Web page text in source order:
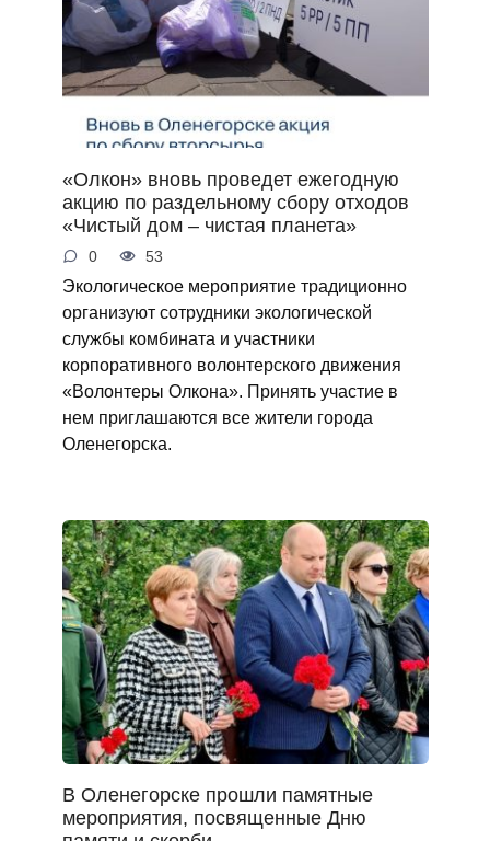
«Олкон» вновь проведет ежегодную
акцию по раздельному сбору отходов
«Чистый дом – чистая планета»
0 53
Экологическое мероприятие традиционно
организуют сотрудники экологической
службы комбината и участники
корпоративного волонтерского движения
«Волонтеры Олкона». Принять участие в
нем приглашаются все жители города
Оленегорска.
В Оленегорске прошли памятные
мероприятия, посвященные Дню